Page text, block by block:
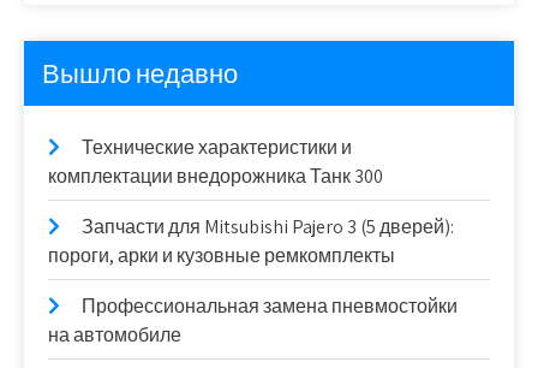
Вышло недавно
Технические характеристики и
комплектации внедорожника Танк 300
Запчасти для Mitsubishi Pajero 3 (5 дверей):
пороги, арки и кузовные ремкомплекты
Профессиональная замена пневмостойки
на автомобиле